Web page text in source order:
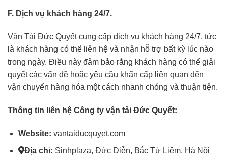
F. Dịch vụ khách hàng 24/7.
Vận Tải Đức Quyết cung cấp dịch vụ khách hàng 24/7, tức
là khách hàng có thể liên hệ và nhận hỗ trợ bất kỳ lúc nào
trong ngày. Điều này đảm bảo rằng khách hàng có thể giải
quyết các vấn đề hoặc yêu cầu khẩn cấp liên quan đến
vận chuyển hàng hóa một cách nhanh chóng và thuận tiện.
Thông tin liên hệ Công ty vận tải Đức Quyết:
Website: vantaiducquyet.com
Địa chỉ: Sinhplaza, Đức Diễn, Bắc Từ Liêm, Hà Nội